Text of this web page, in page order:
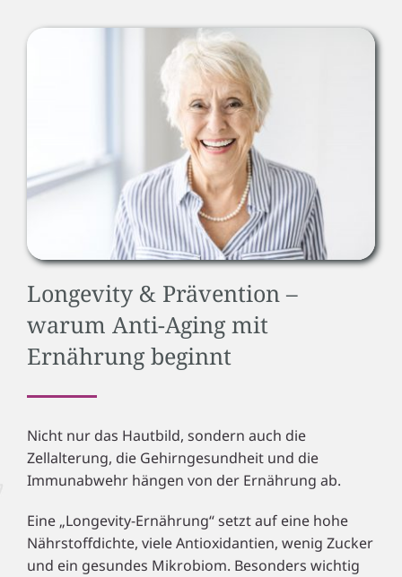
Longevity & Prävention –
warum Anti-Aging mit
Ernährung beginnt
Nicht nur das Hautbild, sondern auch die
Zellalterung, die Gehirngesundheit und die
Immunabwehr hängen von der Ernährung ab.
Eine „Longevity-Ernährung“ setzt auf eine hohe
Nährstoffdichte, viele Antioxidantien, wenig Zucker
und ein gesundes Mikrobiom. Besonders wichtig